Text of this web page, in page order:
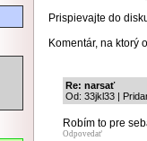
Prispievajte do
Komentár, na ktorý
Re: narsať
Od: 33jkl33 |
Robím to pre
Odpovedať